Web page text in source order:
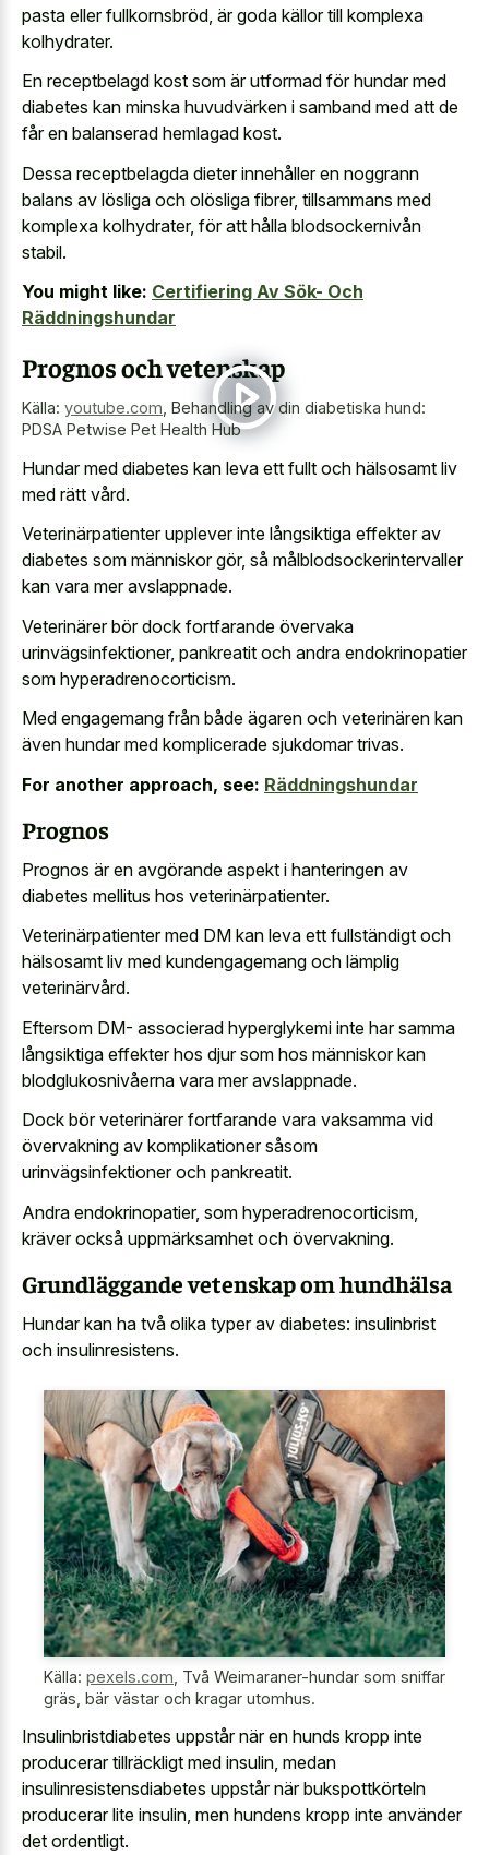
pasta eller fullkornsbröd, är goda källor till komplexa
kolhydrater.
En receptbelagd kost som är utformad för hundar med
diabetes kan minska huvudvärken i samband med att de
får en balanserad hemlagad kost.
Dessa receptbelagda dieter innehåller en noggrann
balans av lösliga och olösliga fibrer, tillsammans med
komplexa kolhydrater, för att hålla blodsockernivån
stabil.
You might like: Certifiering Av Sök- Och
Räddningshundar
Prognos och vetenskap
Källa: youtube.com Behandling av din diabetiska hund:
PDSA Petwise Pet Health Hub
Hundar med diabetes kan leva ett fullt och hälsosamt liv
med rätt vård.
Veterinärpatienter upplever inte långsiktiga effekter av
diabetes som människor gör, så målblodsockerintervaller
kan vara mer avslappnade.
Veterinärer bör dock fortfarande övervaka
urinvägsinfektioner, pankreatit och andra endokrinopatier
som hyperadrenocorticism.
Med engagemang från både ägaren och veterinären kan
även hundar med komplicerade sjukdomar trivas.
For another approach, see: Räddningshundar
Prognos
Prognos är en avgörande aspekt i hanteringen av
diabetes mellitus hos veterinärpatienter.
Veterinärpatienter med DM kan leva ett fullständigt och
hälsosamt liv med kundengagemang och lämplig
veterinärvård.
Eftersom DM- associerad hyperglykemi inte har samma
långsiktiga effekter hos djur som hos människor kan
blodglukosnivåerna vara mer avslappnade.
Dock bör veterinärer fortfarande vara vaksamma vid
övervakning av komplikationer såsom
urinvägsinfektioner och pankreatit.
Andra endokrinopatier, som hyperadrenocorticism,
kräver också uppmärksamhet och övervakning.
Grundläggande vetenskap om hundhälsa
Hundar kan ha två olika typer av diabetes: insulinbrist
och insulinresistens.
Källa: pexels.com Två Weimaraner-hundar som sniffar
gräs, bär västar och kragar utomhus.
Insulinbristdiabetes uppstår när en hunds kropp inte
producerar tillräckligt med insulin, medan
insulinresistensdiabetes uppstår när bukspottkörteln
producerar lite insulin, men hundens kropp inte använder
det ordentligt.